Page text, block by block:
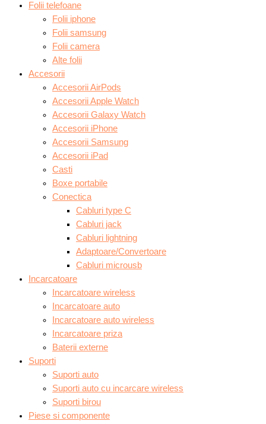
Folii telefoane
Folii iphone
Folii samsung
Folii camera
Alte folii
Accesorii
Accesorii AirPods
Accesorii Apple Watch
Accesorii Galaxy Watch
Accesorii iPhone
Accesorii Samsung
Accesorii iPad
Casti
Boxe portabile
Conectica
Cabluri type C
Cabluri jack
Cabluri lightning
Adaptoare/Convertoare
Cabluri microusb
Incarcatoare
Incarcatoare wireless
Incarcatoare auto
Incarcatoare auto wireless
Incarcatoare priza
Baterii externe
Suporti
Suporti auto
Suporti auto cu incarcare wireless
Suporti birou
Piese si componente